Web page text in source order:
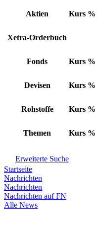
Aktien Kurs %
Xetra-Orderbuch
Fonds Kurs %
Devisen Kurs %
Rohstoffe Kurs %
Themen Kurs %
Erweiterte Suche
Startseite
Nachrichten
Nachrichten
Nachrichten auf FN
Alle News